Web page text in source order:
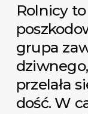
Rolnicy
grupa
przelała
dość. W